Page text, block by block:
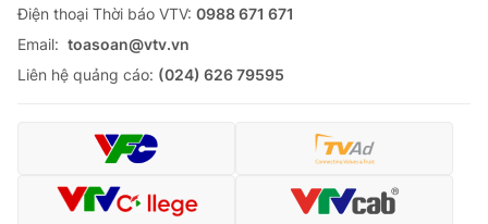
Ðiện thoại Thời báo VTV: 0988 671 671
Email: toasoan@vtv.vn
Liên hệ quảng cáo: (024) 626 79595